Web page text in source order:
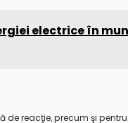
electrice în
reacţie, precum şi